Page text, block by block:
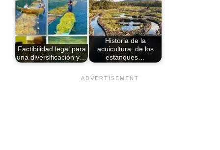
Factibilidad legal para
una diversificación y…
Historia de la
acuicultura: de los
estanques…